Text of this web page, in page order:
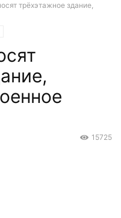
трёхэтажное здание,
15725